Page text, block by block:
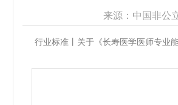
来源：中国非公
行业标准丨关于《长寿医学医师专业